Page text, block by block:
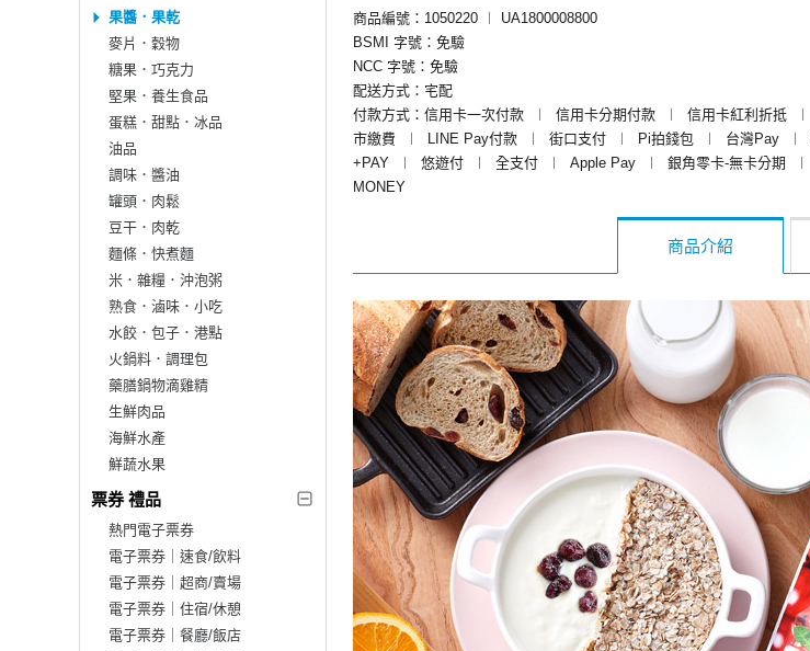
果醬．果乾
麥片．穀物
糖果．巧克力
堅果．養生食品
蛋糕．甜點．冰品
油品
調味．醬油
罐頭．肉鬆
豆干．肉乾
麵條．快煮麵
米．雜糧．沖泡粥
熟食．滷味．小吃
水餃．包子．港點
火鍋料．調理包
藥膳鍋物滴雞精
生鮮肉品
海鮮水產
鮮蔬水果
票券 禮品
熱門電子票券
電子票券｜速食/飲料
電子票券｜超商/賣場
電子票券｜住宿/休憩
電子票券｜餐廳/飯店
商品編號：1050220 ︱
UA1800008800
BSMI 字號：免驗
NCC 字號：免驗
配送方式：宅配
付款方式：信用卡一次付款
︱ 信用卡分期付款 ︱ 信用卡紅利折抵 ︱
市繳費
︱ LINE Pay付款 ︱ 街口支付 ︱ Pi拍錢包 ︱ 台灣Pay ︱
+PAY
︱ 悠遊付 ︱ 全支付 ︱ Apple Pay ︱ 銀角零卡-無卡分期 ︱
MONEY
商品介紹